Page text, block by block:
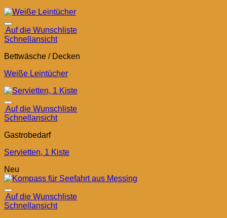
Auf die Wunschliste
Schnellansicht
Bettwäsche / Decken
Weiße Leintücher
Auf die Wunschliste
Schnellansicht
Gastrobedarf
Servietten, 1 Kiste
Neu
Auf die Wunschliste
Schnellansicht